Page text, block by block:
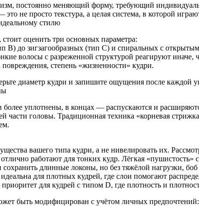
постоянно меняющий форму, требующий
не просто текстура, а целая система, в которой
стилю
оценить три основных параметра:
B) до зигзагообразных (тип C) и спиральных с
волосы с разреженной структурой реагируют иначе,
степень «жизненности» кудри.
диаметр кудри и запишите ощущения после
более уплотнены, в концах — распускаются и
части головы. Традиционная техника «корневая
вашего типа кудри, а не нивелировать их.
работают для тонких кудр. Лёгкая «пушистость»
длинные локоны, но без тяжёлой нагрузки,
для плотных кудрей, где слои помогают
приоритет для кудрей с типом D, где плотность и
быть модифицирован с учётом личных предпочтений: